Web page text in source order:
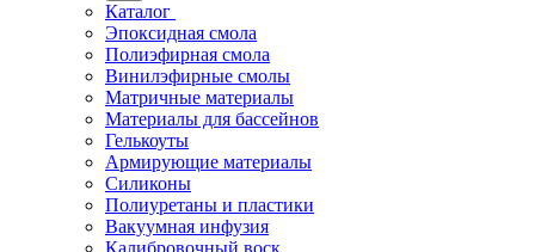
Каталог
Эпоксидная смола
Полиэфирная смола
Винилэфирные смолы
Матричные материалы
Материалы для бассейнов
Гелькоуты
Армирующие материалы
Силиконы
Полиуретаны и пластики
Вакуумная инфузия
Калибровочный воск